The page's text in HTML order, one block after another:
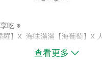
享吃 ※
羅】X 海味滿滿【海葡萄】X
查看更多